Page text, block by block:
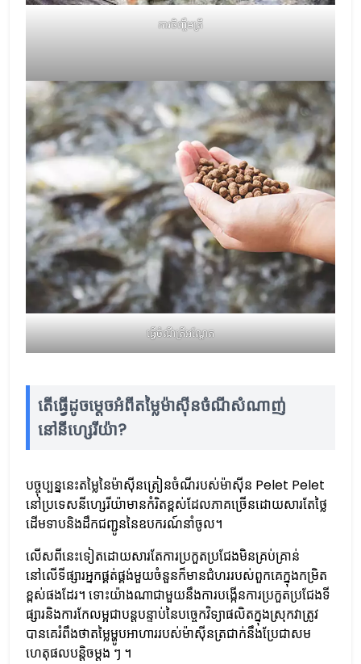
ការចិញ្ចឹមត្រី
ធ្វើចំណីត្រីអណ្តែត
តើធ្វើដូចម្តេចអំពីតម្លៃម៉ាស៊ីនចំណីសំណាញ់
នៅនីហ្សេរីយ៉ា?
បច្ចុប្បន្ននេះតម្លៃនៃម៉ាស៊ីនត្រៀនចំណីរបស់ម៉ាស៊ីន Pelet Pelet
នៅប្រទេសនីហ្សេរីយ៉ាមានកំរិតខ្ពស់ដែលភាគច្រើនដោយសារតែថ្លៃ
ដើមទាបនិងដឹកជញ្ជូននៃឧបករណ៍នាំចូល។
លើសពីនេះទៀតដោយសារតែការប្រកួតប្រជែងមិនគ្រប់គ្រាន់
នៅលើទីផ្សារអ្នកផ្គត់ផ្គង់មួយចំនួនក៏មានជំហររបស់ពួកគេក្នុងកម្រិត
ខ្ពស់ផងដែរ។ ទោះយ៉ាងណាជាមួយនឹងការបង្កើនការប្រកួតប្រជែងទី
ផ្សារនិងការកែលម្អជាបន្តបន្ទាប់នៃបច្ចេកវិទ្យាផលិតក្នុងស្រុកវាត្រូវ
បានគេរំពឹងថាតម្លៃម្ហូបអាហាររបស់ម៉ាស៊ីនត្រជាក់នឹងប្រែជាសម
ហេតុផលបន្តិចម្តង ៗ ។